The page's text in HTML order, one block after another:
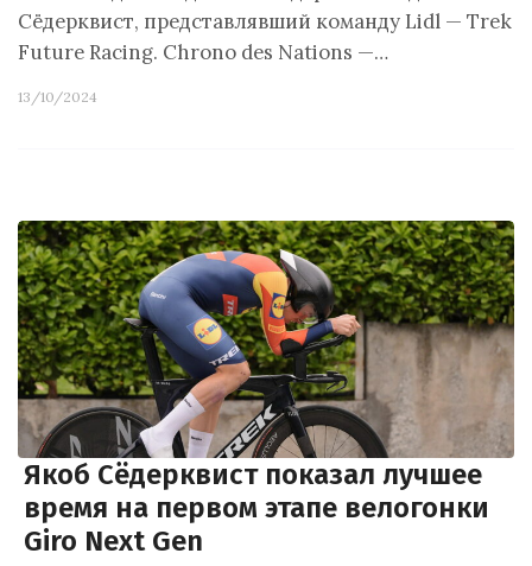
Сёдерквист, представлявший команду Lidl — Trek
Future Racing. Chrono des Nations —…
13/10/2024
Якоб Сёдерквист показал лучшее
время на первом этапе велогонки
Giro Next Gen